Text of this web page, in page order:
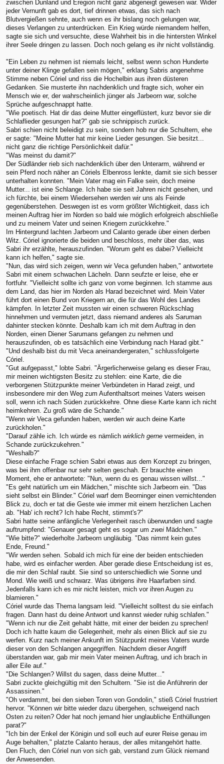
zwischen Dunland und Eregion nicht ganz abgeneigt gewesen war. Wider
jeder Vernunft gab es dort, tief drinnen etwas, das sich nach
Blutvergießen sehnte, auch wenn es ihr bislang noch gelungen war,
dieses Verlangen zu unterdrücken. Ein Krieg würde niemandem helfen,
sagte sie sich und versuchte, diese Wahrheit bis in die hintersten Winkel
ihrer Seele dringen zu lassen. Doch noch gelang es ihr nicht vollständig.
"Ein Leben zu nehmen ist niemals leicht, selbst wenn schon Hunderte
unter deiner Klinge gefallen sein mögen," erklang Sabris angenehme
Stimme neben Córiel und riss die Hochelbin aus ihren düsteren
Gedanken. Sie musterte ihn nachdenklich und fragte sich, woher ein
Mensch wie er, der wahrscheinlich jünger als Jarbeorn war, solche
Sprüche aufgeschnappt hatte.
"Wie poetisch. Hat dir das deine Mutter eingeflüstert, kurz bevor sie dir
Schlaflieder gesungen hat?" gab sie schnippisch zurück.
Sabri schien nicht beleidigt zu sein, sondern hob nur die Schultern, ehe
er sagte: "Meine Mutter hat mir keine Lieder gesungen. Sie besitzt...
nicht ganz die richtige Persönlichkeit dafür."
"Was meinst du damit?"
Der Südländer rieb sich nachdenklich über den Unterarm, während er
sein Pferd noch näher an Córiels Elbenross lenkte, damit sie sich besser
unterhalten konnten. "Mein Vater mag ein Falke sein, doch meine
Mutter... ist eine Schlange. Ich habe sie seit Jahren nicht gesehen, und
ich fürchte, bei einem Wiedersehen werden wir uns als Feinde
gegenüberstehen. Deswegen ist es vorm größter Wichtigkeit, dass ich
meinen Auftrag hier im Norden so bald wie möglich erfolgreich abschließe
und zu meinem Vater und seinen Kriegern zurückkehre."
Im Hintergrund lachten Jarbeorn und Calanto gerade über einen derben
Witz. Córiel ignorierte die beiden und beschloss, mehr über das, was
Sabri ihr erzählte, herauszufinden. "Worum geht es dabei? Vielleicht
kann ich helfen," sagte sie.
"Nun, das wird sich zeigen, wenn wir Veca gefunden haben," antwortete
Sabri mit einem schwachen Lächeln. Dann seufzte er leise, ehe er
fortfuhr. "Vielleicht sollte ich ganz von vorne beginnen. Ich stamme aus
dem Land, das hier im Norden als Harad bezeichnet wird. Mein Vater
führt dort einen Bund von Kriegern an, die für das Wohl des Landes
kämpfen. In letzter Zeit mussten wir einen schweren Rückschlag
hinnehmen und vermuten jetzt, dass niemand anderes als Saruman
dahinter stecken könnte. Deshalb kam ich mit dem Auftrag in den
Norden, einen Diener Sarumans gefangen zu nehmen und
herauszufinden, ob es tatsächlich eine Verbindung nach Harad gibt."
"Und deshalb bist du mit Veca aneinandergeraten," schlussfolgerte
Córiel.
"Gut aufgepasst," lobte Sabri. "Ärgerlicherweise gelang es dieser Frau,
mir meinen wichtigsten Besitz zu stehlen: eine Karte, die die
verborgenen Stützpunkte meiner Verbündeten in Harad zeigt, und
insbesondere mir den Weg zum Aufenthaltsort meines Vaters weisen
soll, wenn ich nach Süden zurückkehre. Ohne diese Karte kann ich nicht
heimkehren. Zu groß wäre die Schande."
"Wenn wir Veca gefunden haben, werden wir auch deine Karte
zurückholen."
"Darauf zähle ich. Ich würde es nämlich wirklich gerne vermeiden, in
Schande zurückzukehren."
"Weshalb?"
Diese einfache Frage schien Sabri etwas aus dem Konzept zu bringen,
was bei ihm offenbar nur sehr selten geschah. Er brauchte einen
Moment, ehe er antwortete: "Nun, wenn du es genau wissen willst..."
"Es geht natürlich um ein Mädchen," mischte sich Jarbeorn ein. "Das
sieht selbst ein Blinder." Córiel warf dem Beorninger einen vernichtenden
Blick zu, doch er tat die Geste wie immer mit einem herzlichen Lachen
ab. "Hab' ich recht? Ich habe Recht, stimmt's?"
Sabri hatte seine anfängliche Verlegenheit rasch überwunden und sagte
auftrumpfend: "Genauer gesagt geht es sogar um zwei Mädchen."
"Wie bitte?" wiederholte Jarbeorn ungläubig. "Das nimmt kein gutes
Ende, Freund."
"Wir werden sehen. Sobald ich mich für eine der beiden entschieden
habe, wird es einfacher werden. Aber gerade diese Entscheidung ist es,
die mir den Schlaf raubt. Sie sind so unterschiedlich wie Sonne und
Mond. Wie weiß und schwarz. Was übrigens ihre Haarfarben sind.
Jedenfalls kann ich es mir nicht leisten, mich vor ihren Augen zu
blamieren."
Córiel wurde das Thema langsam leid. "Vielleicht solltest du sie einfach
fragen. Dann hast du deine Antwort und kannst wieder ruhig schlafen."
"Wenn ich nur die Zeit gehabt hätte, mit einer der beiden zu sprechen!
Doch ich hatte kaum die Gelegenheit, mehr als einen Blick auf sie zu
werfen. Kurz nach meiner Ankunft im Stützpunkt meines Vaters wurde
dieser von den Schlangen angegriffen. Nachdem dieser Angriff
überstanden war, gab mir mein Vater meinen Auftrag, und ich brach in
aller Eile auf."
"Die Schlangen? Willst du sagen, dass deine Mutter..."
Sabri zuckte gleichgültig mit den Schultern. "Sie ist die Anführerin der
Assassinen."
"Oh verdammt, bei den sieben Toren von Gondolin," stieß Córiel frustriert
hervor. "Können wir bitte wieder dazu übergehen, schweigend nach
Osten zu reiten? Oder hat noch jemand hier unglaubliche Enthüllungen
parat?"
"Ich bin der Enkel der Königin und soll euch auf eurer Reise genau im
Auge behalten," platzte Calanto heraus, der alles mitangehört hatte.
Den Fluch, den Córiel nun von sich gab, verstand zum Glück niemand
der Anwesenden.